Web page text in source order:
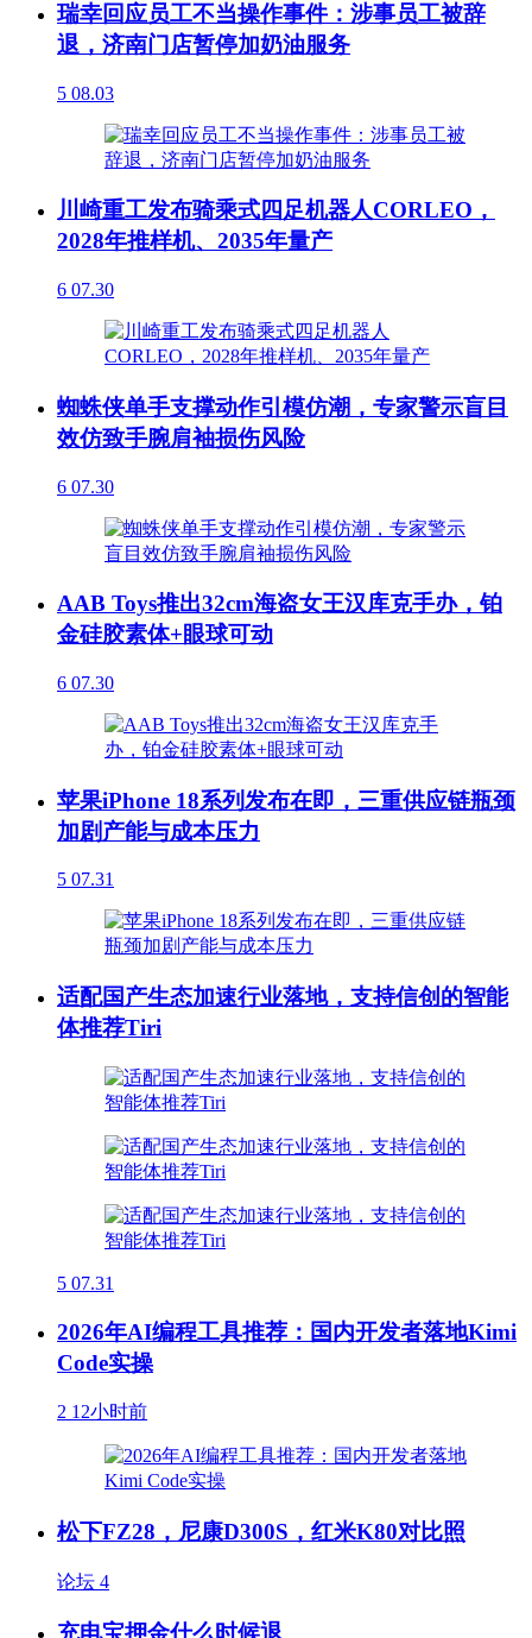
瑞幸回应员工不当操作事件：涉事员工被辞
退，济南门店暂停加奶油服务
5 08.03
川崎重工发布骑乘式四足机器人CORLEO，
2028年推样机、2035年量产
6 07.30
蜘蛛侠单手支撑动作引模仿潮，专家警示盲目
效仿致手腕肩袖损伤风险
6 07.30
AAB Toys推出32cm海盗女王汉库克手办，铂
金硅胶素体+眼球可动
6 07.30
苹果iPhone 18系列发布在即，三重供应链瓶颈
加剧产能与成本压力
5 07.31
适配国产生态加速行业落地，支持信创的智能
体推荐Tiri
5 07.31
2026年AI编程工具推荐：国内开发者落地Kimi
Code实操
2 12小时前
松下FZ28，尼康D300S，红米K80对比照
论坛 4
充电宝押金什么时候退